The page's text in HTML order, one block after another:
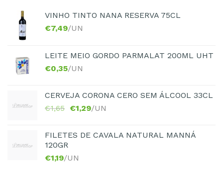
VINHO TINTO NANA RESERVA 75CL
€7,49/UN
LEITE MEIO GORDO PARMALAT 200ML UHT
€0,35/UN
CERVEJA CORONA CERO SEM ÁLCOOL 33CL
€1,65 €1,29/UN
FILETES DE CAVALA NATURAL MANNÁ
120GR
€1,19/UN